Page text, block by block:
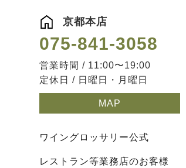
京都本店
075-841-3058
営業時間 / 11:00〜19:00
定休日 / 日曜日・月曜日
MAP
ワイングロッサリー公式
レストラン等業務店のお客様